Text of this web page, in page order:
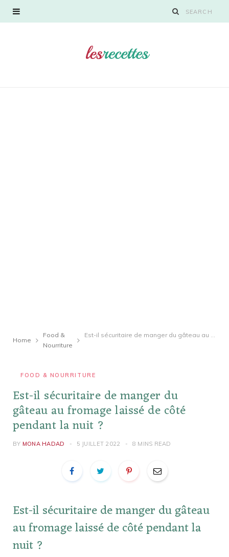
Home
Food &
Nourriture
Est-il sécuritaire de manger du gâteau au fromage laissé de côté pendant la nuit ?
FOOD & NOURRITURE
Est-il sécuritaire de manger du
gâteau au fromage laissé de côté
pendant la nuit ?
BY MONA HADAD 5 JUILLET 2022 8 MINS READ
Est-il sécuritaire de manger du gâteau
au fromage laissé de côté pendant la
nuit ?